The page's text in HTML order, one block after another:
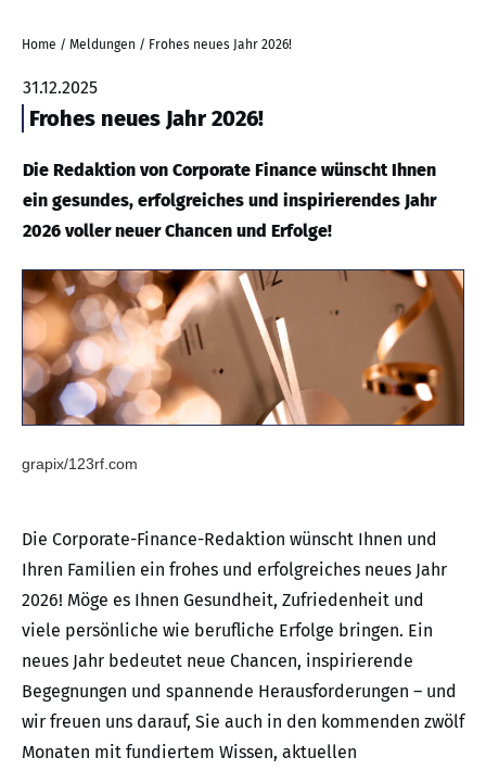
Home / Meldungen / Frohes neues Jahr 2026!
31.12.2025
Frohes neues Jahr 2026!
Die Redaktion von Corporate Finance wünscht Ihnen
ein gesundes, erfolgreiches und inspirierendes Jahr
2026 voller neuer Chancen und Erfolge!
grapix/123rf.com
Die Corporate-Finance-Redaktion wünscht Ihnen und
Ihren Familien ein frohes und erfolgreiches neues Jahr
2026! Möge es Ihnen Gesundheit, Zufriedenheit und
viele persönliche wie berufliche Erfolge bringen. Ein
neues Jahr bedeutet neue Chancen, inspirierende
Begegnungen und spannende Herausforderungen – und
wir freuen uns darauf, Sie auch in den kommenden zwölf
Monaten mit fundiertem Wissen, aktuellen